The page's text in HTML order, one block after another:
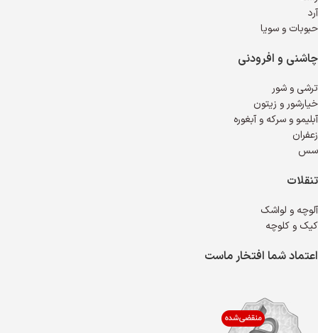
آرد
حبوبات و سویا
چاشنی و افرودنی
ترشی و شور
خیارشور و زیتون
آبلیمو و سرکه و آبغوره
زعفران
سس
تنقلات
آلوچه و لواشک
کیک و کلوچه
اعتماد شما افتخار ماست